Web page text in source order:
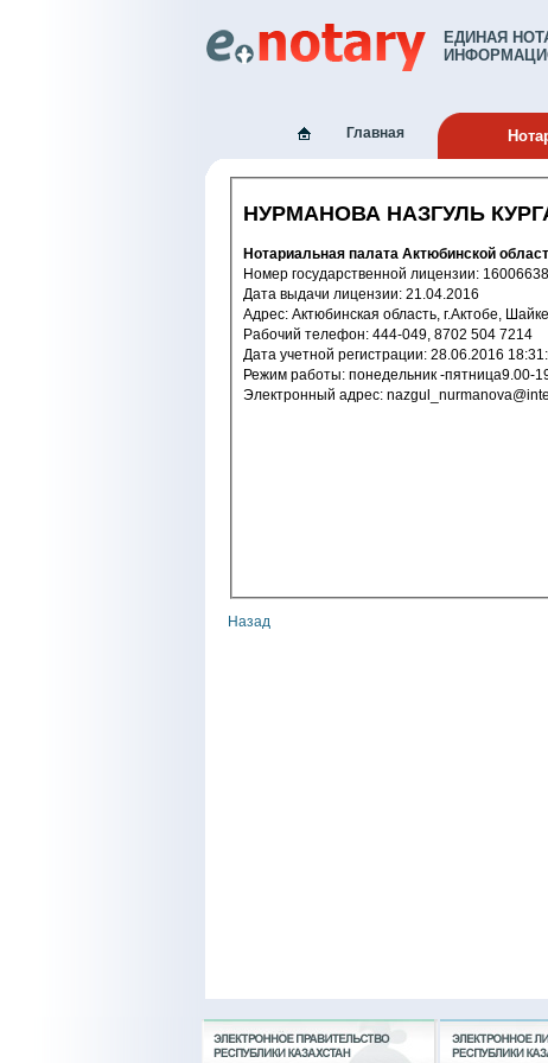
ЕДИНАЯ
Главная
НУРМАНОВА НАЗГУЛЬ
Нотариальная палата Актюбинской
Номер государственной лицензии: 16006638
Дата выдачи лицензии: 21.04.2016
Адрес: Актюбинская область, г.Актобе,
Рабочий телефон: 444-049, 8702 504 7214
Дата учетной регистрации: 28.06.2016
Режим работы: понедельник -
Электронный адрес:
Назад